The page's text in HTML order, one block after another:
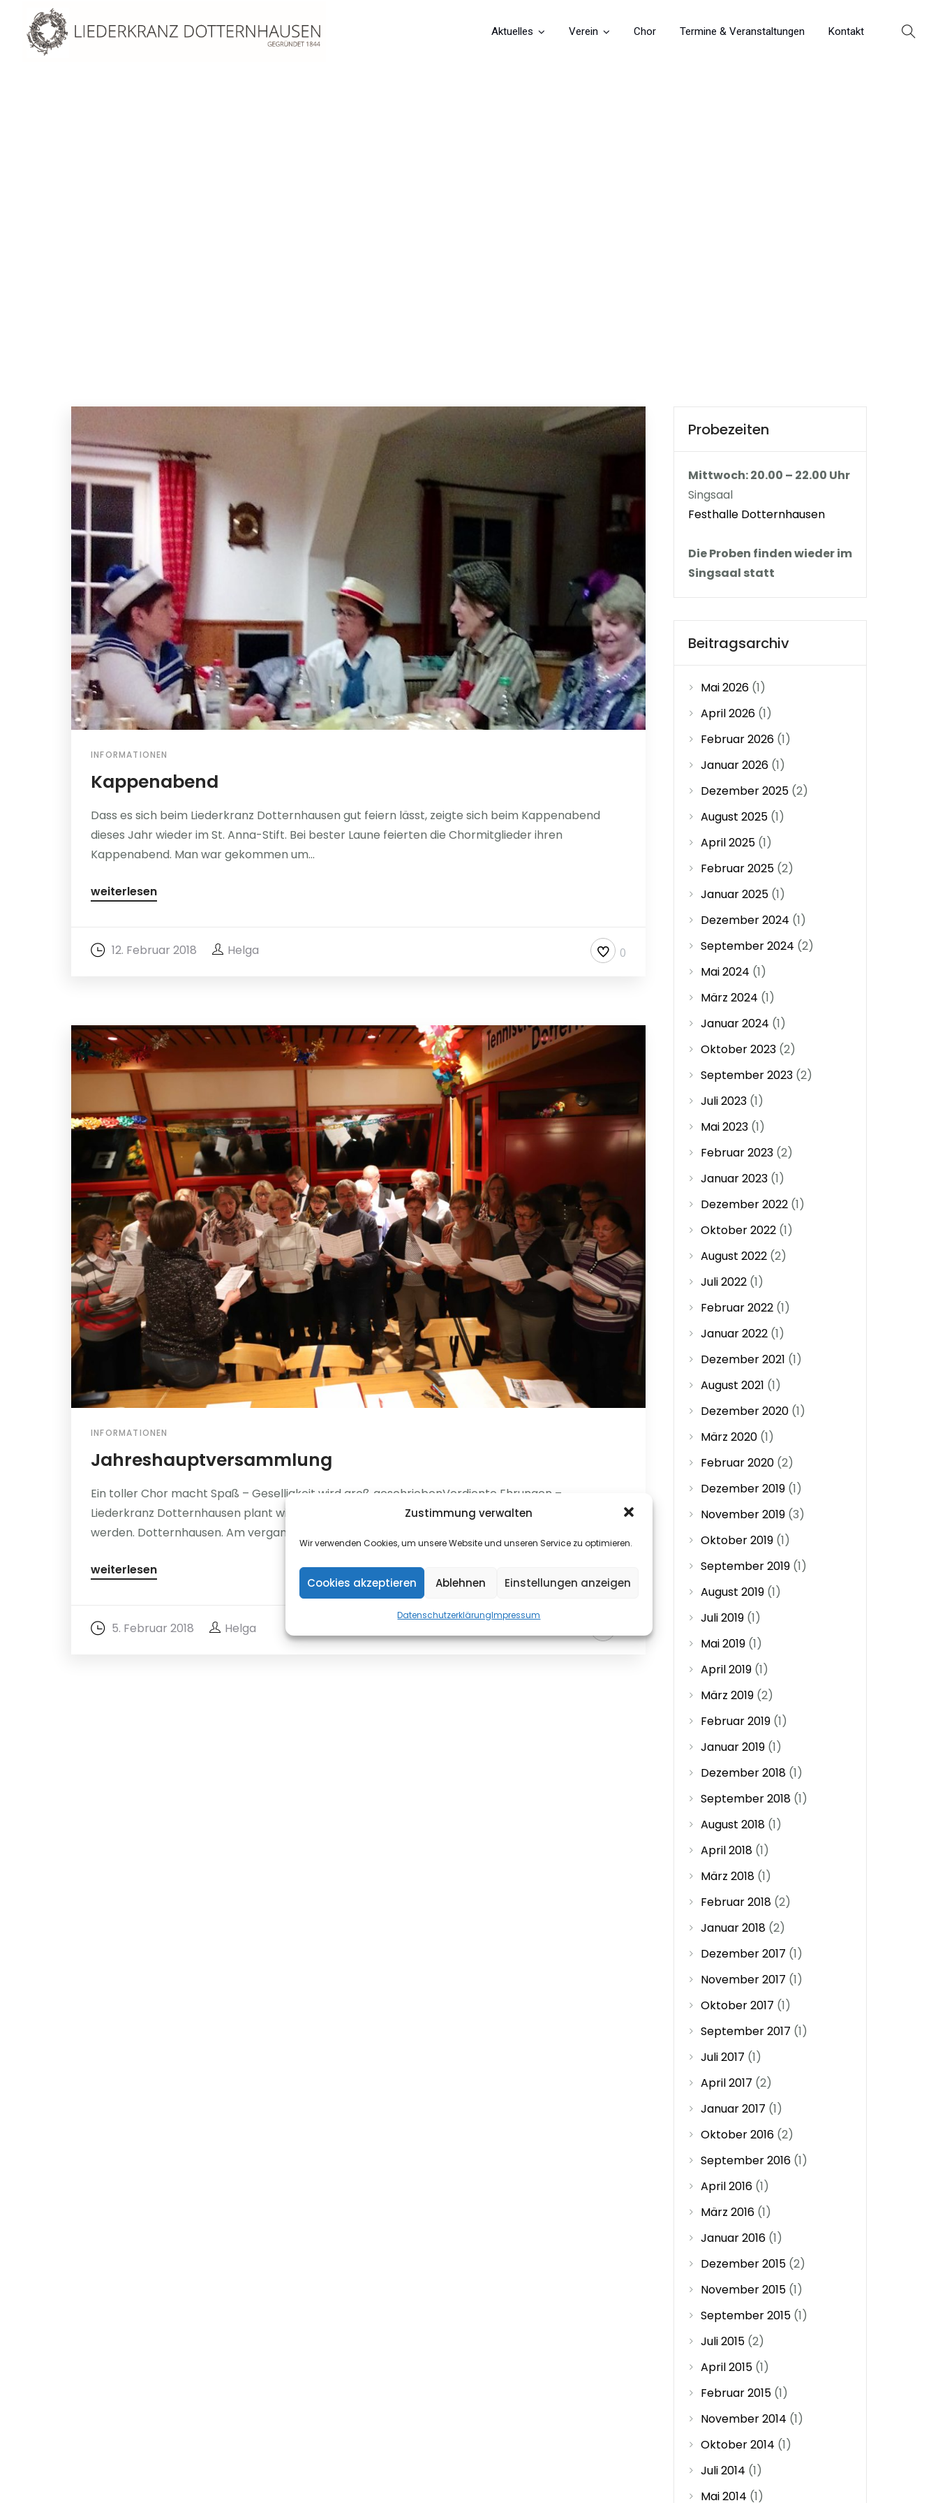
Zustimmung verwalten
Wir verwenden Cookies, um unsere Website und unseren Service zu optimieren.
Cookies akzeptieren Ablehnen Einstellungen anzeigen
DatenschutzerklärungImpressum
Aktuelles Verein Chor Termine & Veranstaltungen Kontakt
INFORMATIONEN
Kappenabend
Dass es sich beim Liederkranz Dotternhausen gut feiern lässt, zeigte sich beim Kappenabend
dieses Jahr wieder im St. Anna-Stift. Bei bester Laune feierten die Chormitglieder ihren
Kappenabend. Man war gekommen um...
weiterlesen
12. Februar 2018 Helga 0
INFORMATIONEN
Jahreshauptversammlung
Ein toller Chor macht Spaß – Geselligkeit wird groß geschriebenVerdiente Ehrungen –
Liederkranz Dotternhausen plant wieder einige Auftritte – Tenor Lücke muss geschlossen
werden. Dotternhausen. Am vergangenen Samstag hielt der Liederkranz...
weiterlesen
5. Februar 2018 Helga
Probezeiten
Mittwoch: 20.00 – 22.00 Uhr
Singsaal
Festhalle Dotternhausen
Die Proben finden wieder im
Singsaal statt
Beitragsarchiv
Mai 2026(1)
April 2026(1)
Februar 2026(1)
Januar 2026(1)
Dezember 2025(2)
August 2025(1)
April 2025(1)
Februar 2025(2)
Januar 2025(1)
Dezember 2024 (1)
September 2024 (2)
Mai 2024 (1)
März 2024 (1)
Januar 2024 (1)
Oktober 2023(2)
September 2023(2)
Juli 2023(1)
Mai 2023(1)
Februar 2023(2)
Januar 2023(1)
Dezember 2022(1)
Oktober 2022(1)
August 2022(2)
Juli 2022(1)
Februar 2022(1)
Januar 2022(1)
Dezember 2021 (1)
August 2021 (1)
Dezember 2020(1)
März 2020(1)
Februar 2020(2)
Dezember 2019(1)
November 2019(3)
Oktober 2019(1)
September 2019(1)
August 2019(1)
Juli 2019(1)
Mai 2019(1)
April 2019(1)
März 2019(2)
Februar 2019(1)
Januar 2019(1)
Dezember 2018(1)
September 2018(1)
August 2018(1)
April 2018(1)
März 2018(1)
Februar 2018(2)
Januar 2018(2)
Dezember 2017 (1)
November 2017 (1)
Oktober 2017 (1)
September 2017 (1)
Juli 2017 (1)
April 2017 (2)
Januar 2017 (1)
Oktober 2016(2)
September 2016(1)
April 2016(1)
März 2016(1)
Januar 2016(1)
Dezember 2015(2)
November 2015(1)
September 2015(1)
Juli 2015(2)
April 2015(1)
Februar 2015(1)
November 2014 (1)
Oktober 2014 (1)
Juli 2014 (1)
Mai 2014 (1)